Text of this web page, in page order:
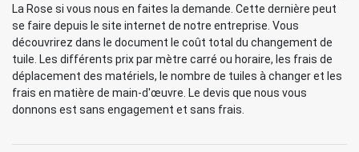
La Rose si vous nous en faites la demande. Cette dernière peut
se faire depuis le site internet de notre entreprise. Vous
découvrirez dans le document le coût total du changement de
tuile. Les différents prix par mètre carré ou horaire, les frais de
déplacement des matériels, le nombre de tuiles à changer et les
frais en matière de main-d'œuvre. Le devis que nous vous
donnons est sans engagement et sans frais.